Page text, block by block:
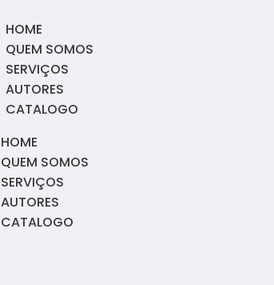
HOME
QUEM SOMOS
SERVIÇOS
AUTORES
CATALOGO
HOME
QUEM SOMOS
SERVIÇOS
AUTORES
CATALOGO